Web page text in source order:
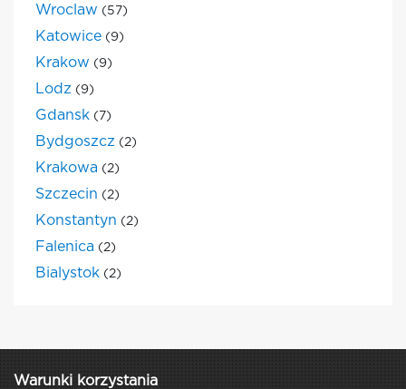
Wroclaw (57)
Katowice (9)
Krakow (9)
Lodz (9)
Gdansk (7)
Bydgoszcz (2)
Krakowa (2)
Szczecin (2)
Konstantyn (2)
Falenica (2)
Bialystok (2)
Warunki korzystania